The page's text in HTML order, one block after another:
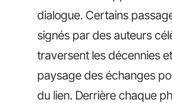
dialogue. Certains
signés par des auteurs
traversent les décennies
paysage des échanges
du lien. Derrière chaque